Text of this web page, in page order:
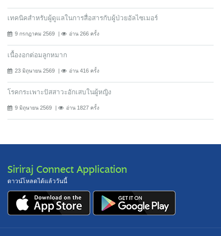
เทคนิคสำหรับผู้ดูแลในการสื่อสารกับผู้ป่วยอัลไซเมอร์
9 กรกฎาคม 2569 อ่าน 266 ครั้ง
เนื้องอกต่อมลูกหมาก
23 มิถุนายน 2569 อ่าน 416 ครั้ง
โรคกระเพาะปัสสาวะอักเสบในผู้หญิง
9 มิถุนายน 2569 อ่าน 1827 ครั้ง
Siriraj Connect Application
ดาวน์โหลดได้แล้ววันนี้